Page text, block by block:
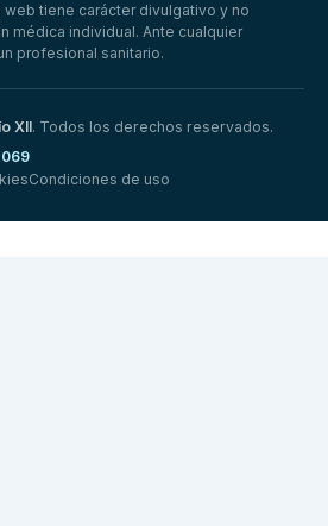
tiene carácter divulgativo y no
médica individual. Ante cualquier
profesional sanitario.
XII. Todos los derechos reservados.
Condiciones de uso